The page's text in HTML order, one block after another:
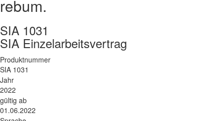
rebum.
SIA 1031
SIA Einzelarbeitsvertrag
Produktnummer
SIA 1031
Jahr
2022
gültig ab
01.06.2022